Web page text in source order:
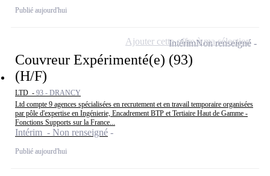
Publié aujourd'hui
Couvreur Expérimenté(e) (93)
(H/F)
LTD - 93 - DRANCY
Ltd compte 9 agences spécialisées en recrutement et en travail temporaire organisées
par pôle d'expertise en Ingénierie, Encadrement BTP et Tertiaire Haut de Gamme -
Fonctions Supports sur la France...
Intérim - Non renseigné
Publié aujourd'hui
IntérimNon renseigné
Ajouter cette offre à ma sélection